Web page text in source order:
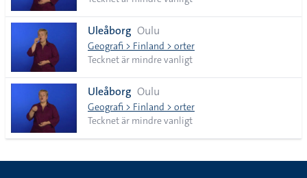
Uleåborg Oulu
Geografi > Finland > orter
Tecknet är mindre vanligt
Uleåborg Oulu
Geografi > Finland > orter
Tecknet är mindre vanligt